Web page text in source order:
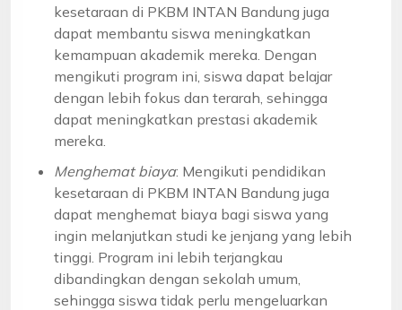
kesetaraan di PKBM INTAN Bandung juga
dapat membantu siswa meningkatkan
kemampuan akademik mereka. Dengan
mengikuti program ini, siswa dapat belajar
dengan lebih fokus dan terarah, sehingga
dapat meningkatkan prestasi akademik
mereka.
Menghemat biaya: Mengikuti pendidikan
kesetaraan di PKBM INTAN Bandung juga
dapat menghemat biaya bagi siswa yang
ingin melanjutkan studi ke jenjang yang lebih
tinggi. Program ini lebih terjangkau
dibandingkan dengan sekolah umum,
sehingga siswa tidak perlu mengeluarkan